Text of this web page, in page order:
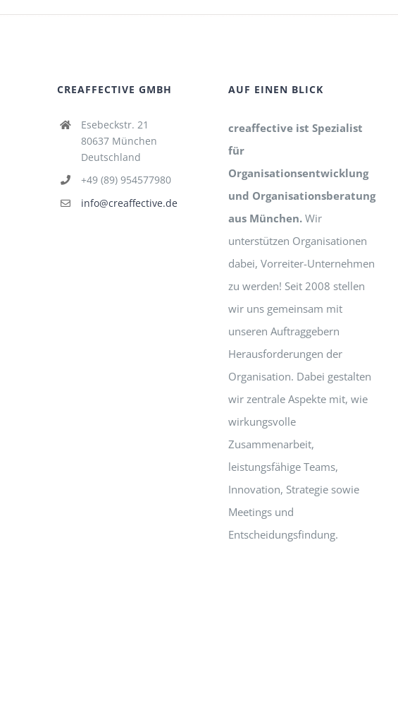
CREAFFECTIVE GMBH
Esebeckstr. 21
80637 München
Deutschland
+49 (89) 954577980
info@creaffective.de
AUF EINEN BLICK
creaffective ist Spezialist
für
Organisationsentwicklung
und Organisationsberatung
aus München.Wir
unterstützen Organisationen
dabei, Vorreiter-Unternehmen
zu werden! Seit 2008 stellen
wir uns gemeinsam mit
unseren Auftraggebern
Herausforderungen der
Organisation. Dabei gestalten
wir zentrale Aspekte mit, wie
wirkungsvolle
Zusammenarbeit,
leistungsfähige Teams,
Innovation, Strategie sowie
Meetings und
Entscheidungsfindung.